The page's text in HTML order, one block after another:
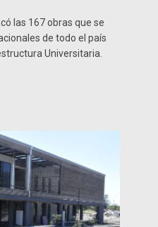
las 167 obras que se
de todo el país
Universitaria.